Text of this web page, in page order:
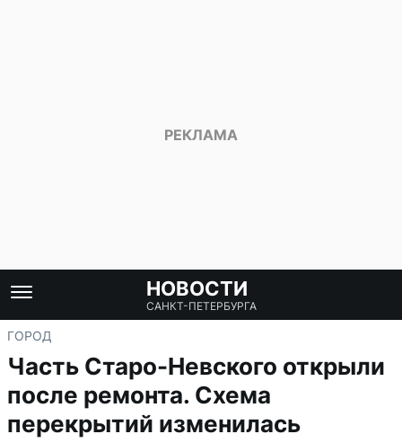
НОВОСТИ
САНКТ-ПЕТЕРБУРГА
ГОРОД
Часть Старо-Невского открыли
после ремонта. Схема
перекрытий изменилась